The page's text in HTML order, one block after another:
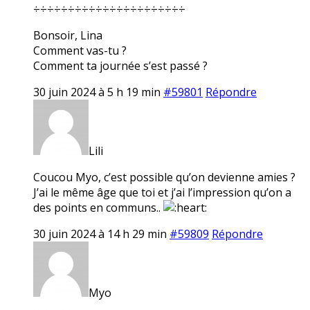
÷÷÷÷÷÷÷÷÷÷÷÷÷÷÷÷÷÷÷÷÷÷
Bonsoir, Lina
Comment vas-tu ?
Comment ta journée s’est passé ?
30 juin 2024 à 5 h 19 min #59801 Répondre
Lili
Coucou Myo, c’est possible qu’on devienne amies ?
J’ai le même âge que toi et j’ai l’impression qu’on a
des points en communs..
30 juin 2024 à 14 h 29 min #59809 Répondre
Myo